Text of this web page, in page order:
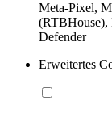
Meta-Pixel,
(RTBHouse),
Defender
Erweitertes